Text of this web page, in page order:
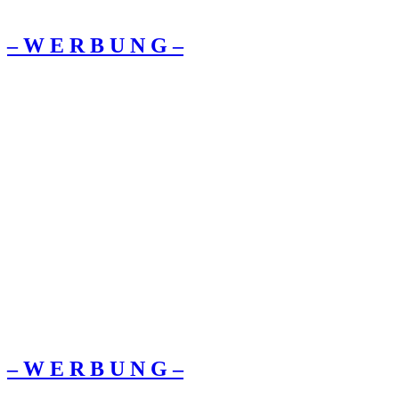
– W Ε R Β U Ν G –
– W Ε R Β U Ν G –